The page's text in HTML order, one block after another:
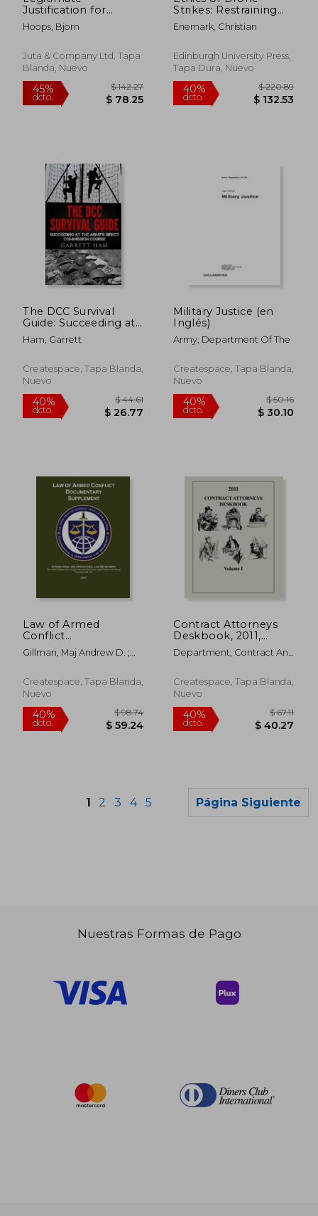
40%
dcto. $ 38.27 dcto.
45% $ 69.63 40%
Justification for
Expropriation: A
Comparative Law and
(en Inglés)
Hoops, Bjorn
Juta & Company Ltd, Tapa
Blanda, Nuevo
Strikes: Restraining
Remote-Control
Killing (en Inglés)
Enemark, Christian
Edinburgh University Press,
Tapa Dura, Nuevo
The DCC Survival
Guide: Succeeding at
the Army's Direct
Commission Course
Ham, Garrett
Createspace, Tapa Blanda,
Nuevo
Military Justice (en
Inglés)
Army, Department Of The
Createspace, Tapa Blanda,
Nuevo
Law of Armed
Conflict
Documentary
Supplement: 2012 (en
Gillman, Maj Andrew D. ;
Center And School, The
Judge Advocate Ge
Createspace, Tapa Blanda,
Nuevo
Contract Attorneys
Deskbook, 2011,
Volume I: Volume Ib -
Chapters 11-18B (en
Department, Contract And
The Judge Advocate
General
Createspace, Tapa Blanda,
Nuevo
1 2 3 4 5 Página Siguiente
Nuestras Formas de Pago